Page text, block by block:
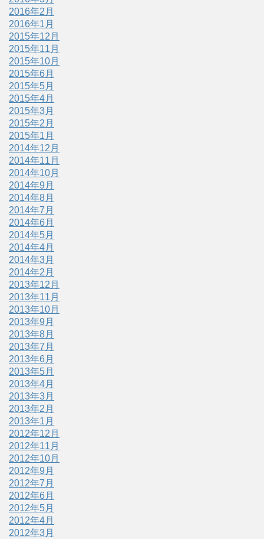
2016年2月
2016年1月
2015年12月
2015年11月
2015年10月
2015年6月
2015年5月
2015年4月
2015年3月
2015年2月
2015年1月
2014年12月
2014年11月
2014年10月
2014年9月
2014年8月
2014年7月
2014年6月
2014年5月
2014年4月
2014年3月
2014年2月
2013年12月
2013年11月
2013年10月
2013年9月
2013年8月
2013年7月
2013年6月
2013年5月
2013年4月
2013年3月
2013年2月
2013年1月
2012年12月
2012年11月
2012年10月
2012年9月
2012年7月
2012年6月
2012年5月
2012年4月
2012年3月